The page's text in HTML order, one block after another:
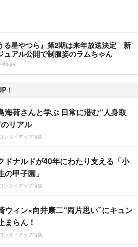
る星やつら』第2期は来年放送決定 新
ュアル公開で制服姿のラムちゃん
03-24
！
海荷さんと学ぶ 日常に潜む“人身取
リアル
ンタイアップ特集
ドナルドが40年にわたり支える「小
の甲子園」
ンタイアップ特集
ウィン×向井康二“両片思い”にキュン
まらん！
ンタイアップ特集